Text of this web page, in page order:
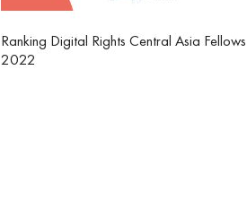
Ranking Digital Rights Central Asia Fellows
2022